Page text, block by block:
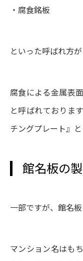
・腐食銘板
といった呼ばれ方
腐食による金属表
と呼ばれておりま
チングプレート』
館名板の
一部ですが、館名
マンション名はも